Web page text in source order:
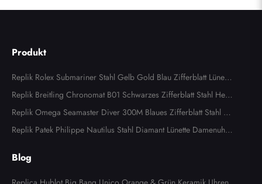
Produkt
Replik Rolex Submariner Stahl Gelb Gold Blau Zifferblatt Lünette
Herrenuhr 116613
Replik Breitling Chronomat B01 Schwarzes Zifferblatt Stahl Herr
enuhr AB0134
Replik Omega Seamaster Diver 300M Blaues Zifferblatt Stahl H
errenuhr 2531.80.00
Replik Patek Philippe Nautilus Stahl Diamant Lünette Damenuhr
Blog